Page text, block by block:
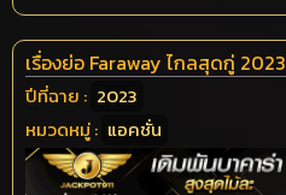
เรื่องย่อ Faraway ไกลสุดกู่ 2023
ปีที่ฉาย : 2023
หมวดหมู่ : แอคชั่น